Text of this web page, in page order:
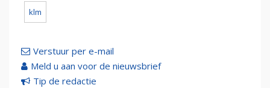
klm
Verstuur per e-mail
Meld u aan voor de nieuwsbrief
Tip de redactie